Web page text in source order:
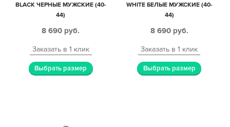
BLACK ЧЕРНЫЕ МУЖСКИЕ (40-
44)
8 690 руб.
Заказать в 1 клик
Выбрать размер
WHITE БЕЛЫЕ МУЖСКИЕ (40-
44)
8 690 руб.
Заказать в 1 клик
Выбрать размер